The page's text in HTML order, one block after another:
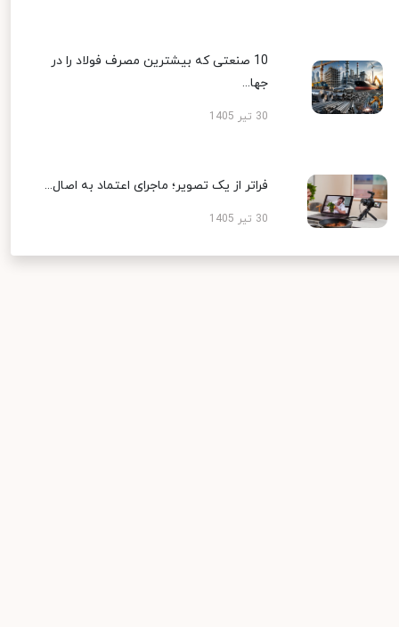
10 صنعتی که بیشترین مصرف فولاد را در
جها...
30 تیر 1405
فراتر از یک تصویر؛ ماجرای اعتماد به اصال...
30 تیر 1405